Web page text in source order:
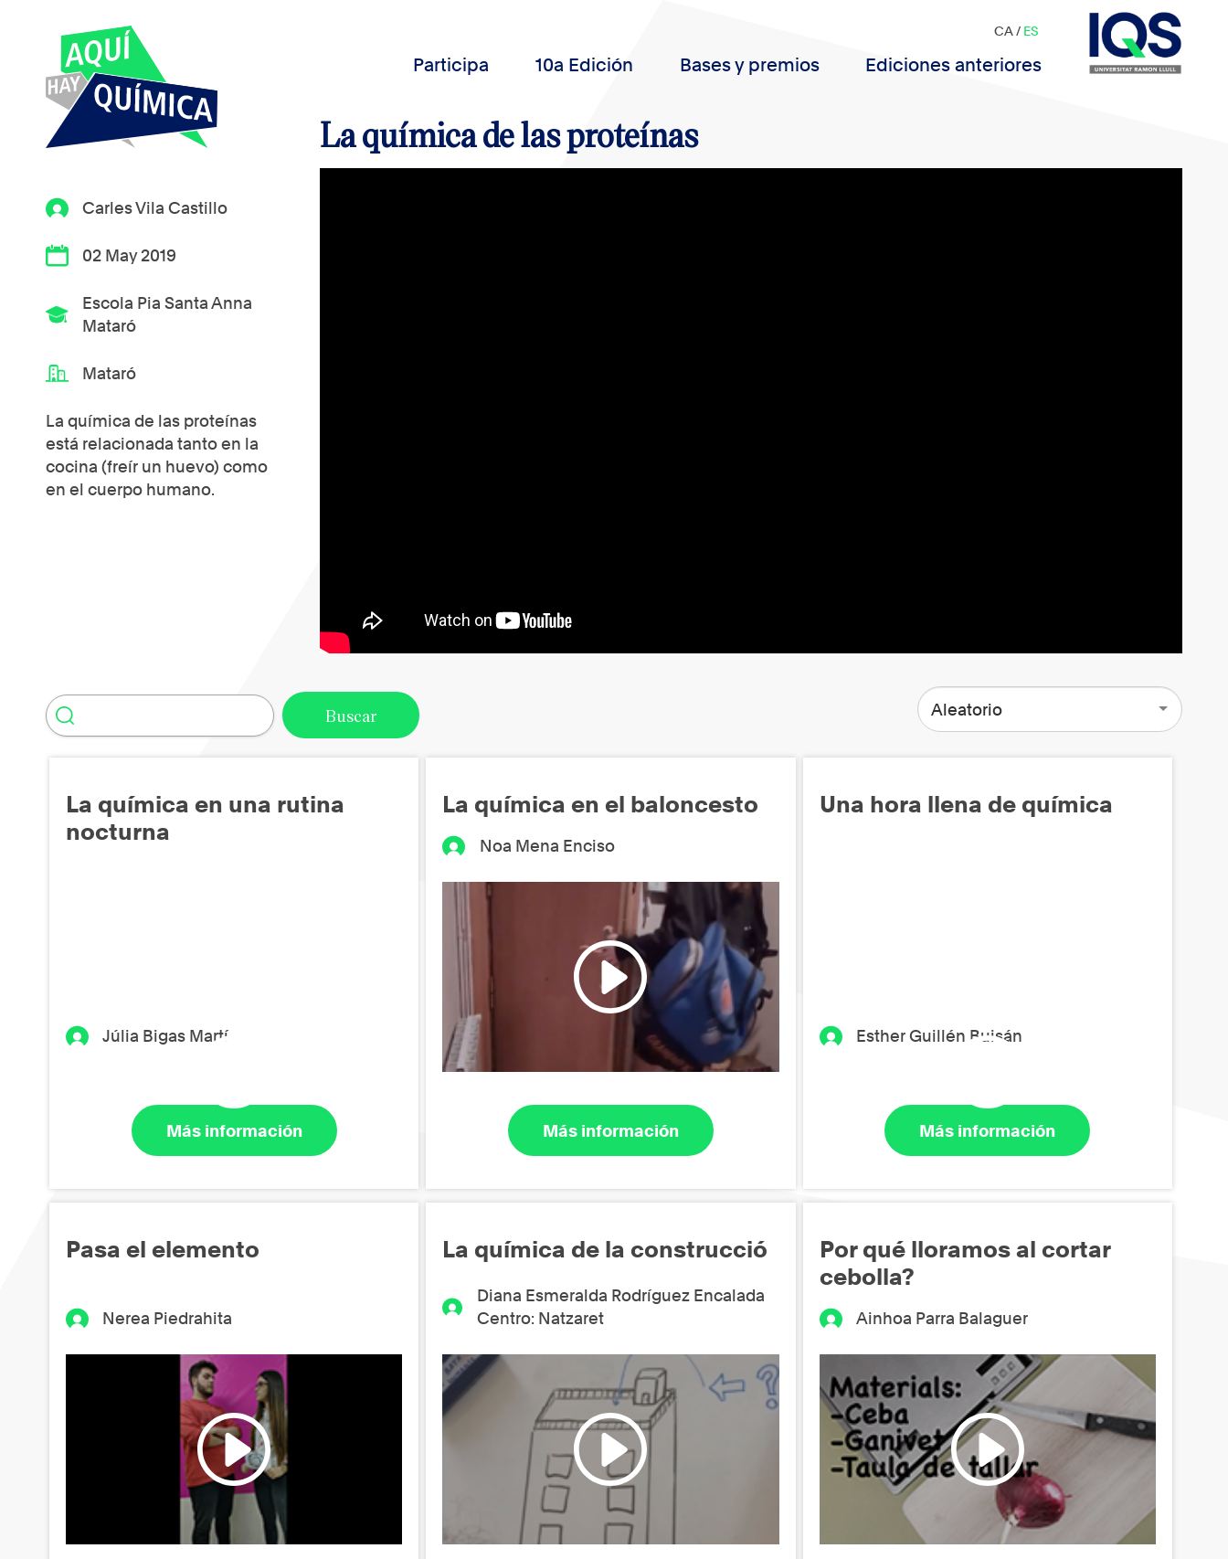
Participa 10a Edición Bases y premios Ediciones anteriores
CA/ ES
Carles Vila Castillo
02 May 2019
Escola Pia Santa Anna
Mataró
Mataró
La química de las proteínas
está relacionada tanto en la
cocina (freír un huevo) como
en el cuerpo humano.
La química de las proteínas
Aleatorio
La química en una rutina
nocturna
Júlia Bigas Martí
Más información
La química en el baloncesto
Noa Mena Enciso
Más información
Una hora llena de química
Esther Guillén Buisán
Más información
Pasa el elemento
Nerea Piedrahita
La química de la construcció
Diana Esmeralda Rodríguez Encalada
Centro: Natzaret
Por qué lloramos al cortar
cebolla?
Ainhoa Parra Balaguer